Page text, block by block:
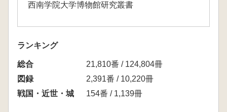
西南学院大学博物館研究叢書
ランキング
総合
21,810番 / 124,804冊
図録
2,391番 / 10,220冊
戦国・近世・城
154番 / 1,139冊